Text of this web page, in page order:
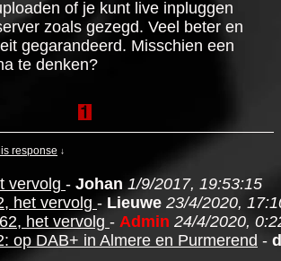
of je kunt live inpluggen
zoals gezegd. Veel beter en
gegarandeerd. Misschien een
te denken?
response ↓
vervolg - Johan 1/9/2017, 19:53:15
het vervolg - Lieuwe 23/4/2020,
het vervolg - Admin 24/4/2020,
op DAB+ in Almere en Purmerend -